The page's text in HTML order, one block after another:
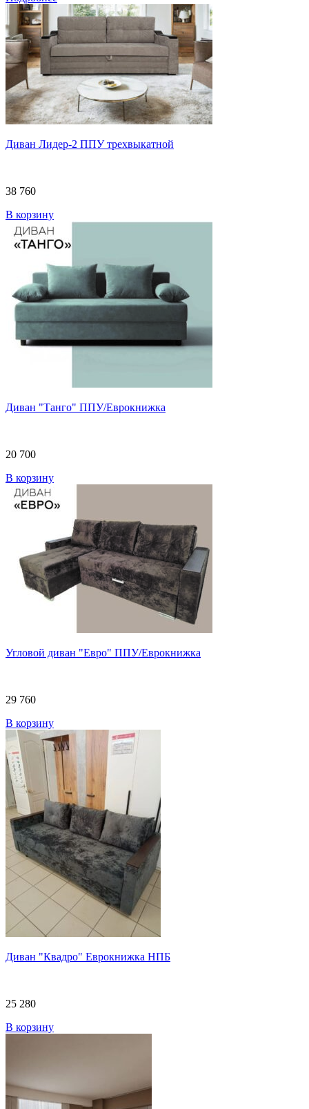
Диван Лидер-2 ППУ трехвыкатной
38 760
В корзину
Диван "Танго" ППУ/Еврокнижка
20 700
В корзину
Угловой диван "Евро" ППУ/Еврокнижка
29 760
В корзину
Диван "Квадро" Еврокнижка НПБ
25 280
В корзину